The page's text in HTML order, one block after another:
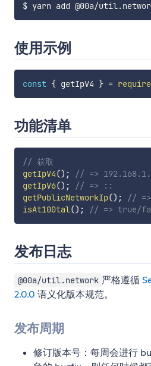
使用示例
const { getIpV4 } = require
功能清单
// 获取
getIpV4() ;
// =>
getIpV6() ;
// => ::
getPublicNetworkIp() ;
// =>
isAt100tal() ; // => true/
发布日志
@00a/util.network 严格遵循
2.0.0 语义化版本规范。
发布周期
修订版本号：每周会进行